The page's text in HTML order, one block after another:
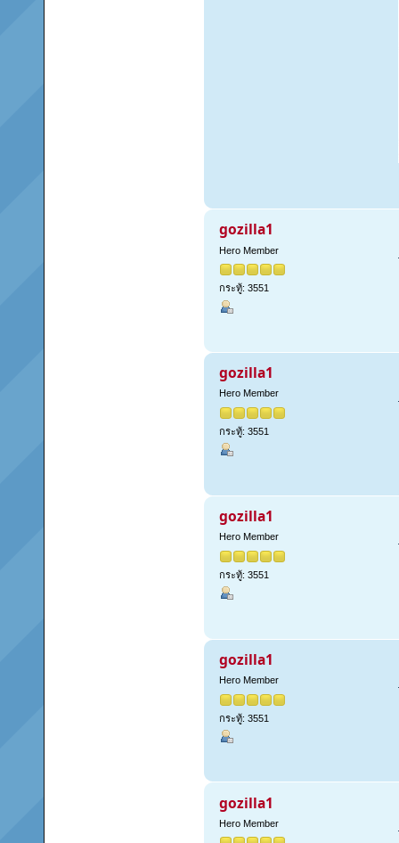
gozilla1
Hero Member
กระทู้: 3551
gozilla1
Hero Member
กระทู้: 3551
gozilla1
Hero Member
กระทู้: 3551
gozilla1
Hero Member
กระทู้: 3551
gozilla1
Hero Member